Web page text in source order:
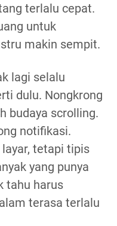
terlalu cepat.
untuk
makin sempit.
lagi selalu
dulu. Nongkrong
budaya scrolling.
notifikasi.
tetapi tipis
yang punya
tahu harus
terasa terlalu